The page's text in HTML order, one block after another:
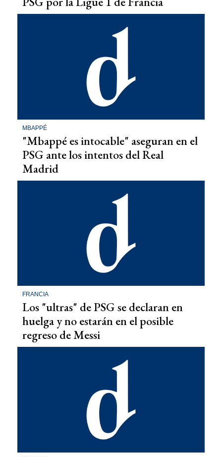
MBAPPÉ
"Mbappé es intocable" aseguran en el
PSG ante los intentos del Real
Madrid
FRANCIA
Los "ultras" de PSG se declaran en
huelga y no estarán en el posible
regreso de Messi